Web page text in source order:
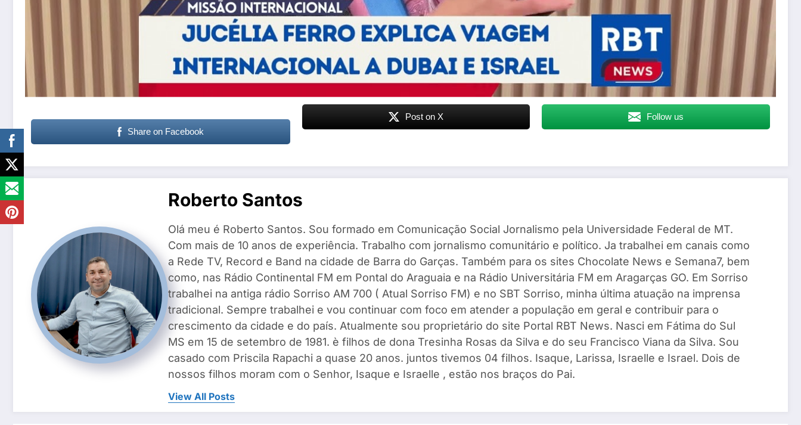
Share on Facebook
Post on X Follow us
Roberto Santos
Olá meu é Roberto Santos. Sou formado em Comunicação Social Jornalismo pela Universidade Federal de MT.
Com mais de 10 anos de experiência. Trabalho com jornalismo comunitário e político. Ja trabalhei em canais como
a Rede TV, Record e Band na cidade de Barra do Garças. Também para os sites Chocolate News e Semana7, bem
como, nas Rádio Continental FM em Pontal do Araguaia e na Rádio Universitária FM em Aragarças GO. Em Sorriso
trabalhei na antiga rádio Sorriso AM 700 ( Atual Sorriso FM) e no SBT Sorriso, minha última atuação na imprensa
tradicional. Sempre trabalhei e vou continuar com foco em atender a população em geral e contribuir para o
crescimento da cidade e do país. Atualmente sou proprietário do site Portal RBT News. Nasci em Fátima do Sul
MS em 15 de setembro de 1981. è filhos de dona Tresinha Rosas da Silva e do seu Francisco Viana da Silva. Sou
casado com Priscila Rapachi a quase 20 anos. juntos tivemos 04 filhos. Isaque, Larissa, Israelle e Israel. Dois de
nossos filhos moram com o Senhor, Isaque e Israelle , estão nos braços do Pai.
View All Posts